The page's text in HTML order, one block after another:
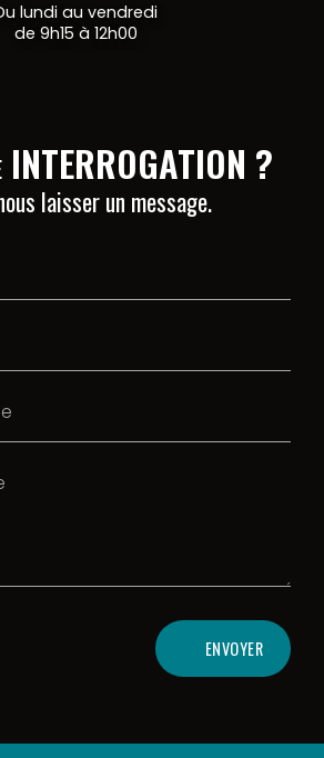
lundi au vendredi
de 9h15 à 12h00
INTERROGATION ?
laisser un message.
ENVOYER